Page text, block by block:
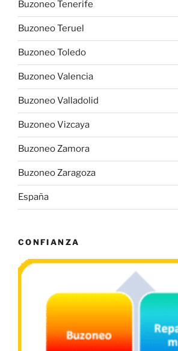
Buzoneo Tenerife
Buzoneo Teruel
Buzoneo Toledo
Buzoneo Valencia
Buzoneo Valladolid
Buzoneo Vizcaya
Buzoneo Zamora
Buzoneo Zaragoza
España
CONFIANZA